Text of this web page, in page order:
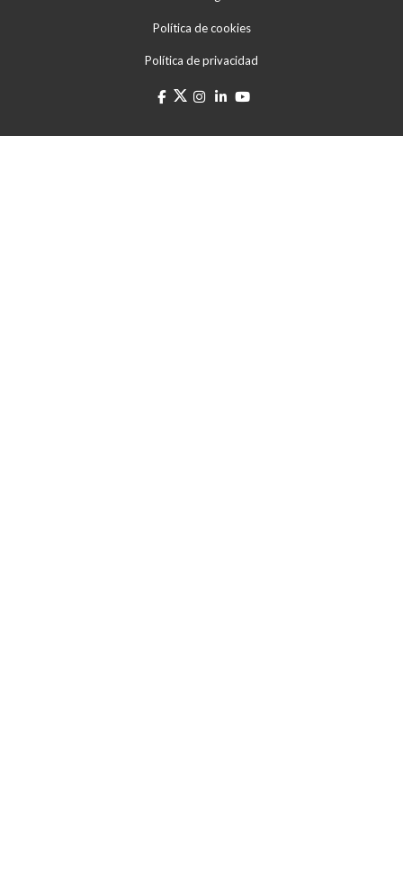
Política de cookies
Política de privacidad